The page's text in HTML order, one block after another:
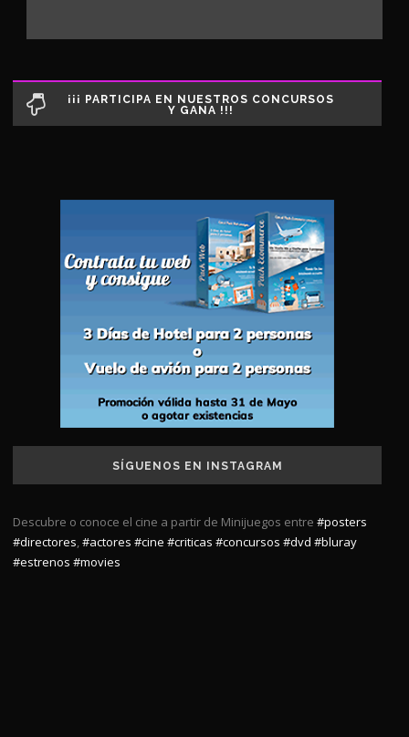
¡¡¡ PARTICIPA EN NUESTROS CONCURSOS
Y GANA !!!
SÍGUENOS EN INSTAGRAM
Descubre o conoce el cine a partir de Minijuegos entre #posters
#directores,#actores #cine #criticas #concursos #dvd #bluray
#estrenos #movies